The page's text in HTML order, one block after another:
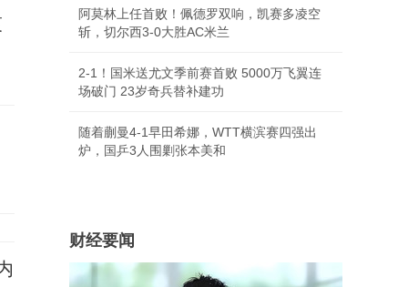
阿莫林上任首败！佩德罗双响，凯赛多凌空
斩，切尔西3-0大胜AC米兰
2-1！国米送尤文季前赛首败 5000万飞翼连
场破门 23岁奇兵替补建功
随着蒯曼4-1早田希娜，WTT横滨赛四强出
炉，国乒3人围剿张本美和
财经要闻